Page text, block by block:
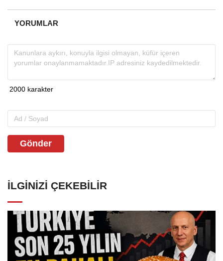
YORUMLAR
Gönder
İLGINIZI ÇEKEBILIR